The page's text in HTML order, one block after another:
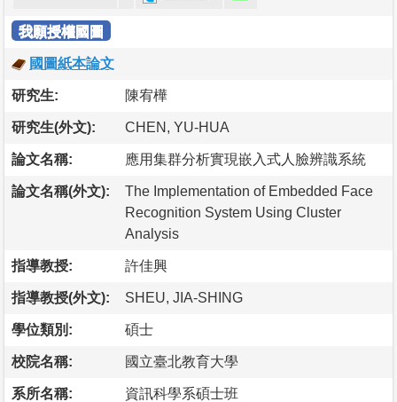
我願授權國圖
國圖紙本論文
研究生: 陳宥樺
研究生(外文): CHEN, YU-HUA
論文名稱: 應用集群分析實現嵌入式人臉辨識系統
論文名稱(外文):
The Implementation of Embedded Face
Recognition System Using Cluster
Analysis
指導教授: 許佳興
指導教授(外文): SHEU, JIA-SHING
學位類別: 碩士
校院名稱: 國立臺北教育大學
系所名稱: 資訊科學系碩士班